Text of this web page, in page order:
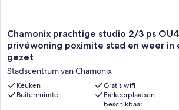
Chamonix
prachtige
studio
2/3
ps
OU4
privéwoning
Chamonix prachtige studio 2/3 ps OU4
privéwoning poximite stad en weer in
gezet
Stadscentrum van Chamonix
Keuken
Gratis wifi
Buitenruimte
Parkeerplaatsen
beschikbaar